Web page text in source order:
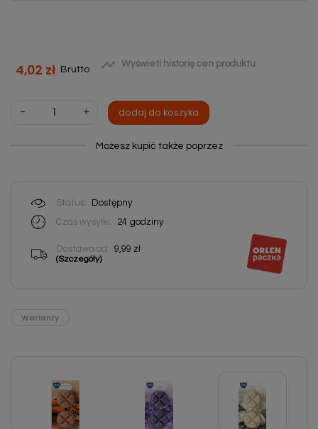
4,02 zł Brutto  Wyświetl historię cen produktu
- + dodaj do koszyka
Możesz kupić także poprzez
Status:
Dostępny
Czas wysyłki:
24 godziny
Dostawa od: 9,99 zł
(Szczegóły)
Warianty